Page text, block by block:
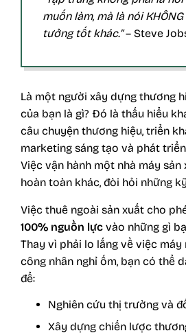
muốn làm, mà là nói
tưởng tốt khác.”– Steve
Là một người xây dựng thương
của bạn là gì? Đó là thấu hiểu
câu chuyện thương hiệu, triển
marketing sáng tạo và phát
Việc vận hành một nhà máy
hoàn toàn khác, đòi hỏi những
Việc thuê ngoài sản xuất cho
100% nguồn lực vào những gì
Thay vì phải lo lắng về việc
công nhân nghỉ ốm, bạn có thể
để:
Nghiên cứu thị trường và
Xây dựng chiến lược